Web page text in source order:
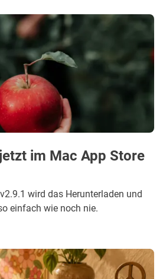
im Mac App Store
wird das Herunterladen und
einfach wie noch nie.